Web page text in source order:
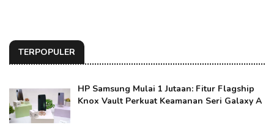
TERPOPULER
HP Samsung Mulai 1 Jutaan: Fitur Flagship
Knox Vault Perkuat Keamanan Seri Galaxy A